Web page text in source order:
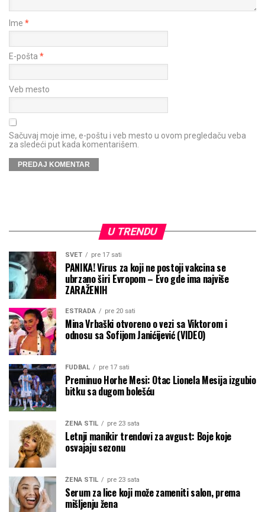
Ime *
E-pošta *
Veb mesto
Sačuvaj moje ime, e-poštu i veb mesto u ovom pregledaču veba
za sledeći put kada komentarišem.
U TRENDU
SVET pre 17 sati
PANIKA! Virus za koji ne postoji vakcina se
ubrzano širi Evropom – Evo gde ima najviše
ZARAŽENIH
ESTRADA pre 20 sati
Mina Vrbaški otvoreno o vezi sa Viktorom i
odnosu sa Sofijom Janićijević (VIDEO)
FUDBAL pre 17 sati
Preminuo Horhe Mesi: Otac Lionela Mesija izgubio
bitku sa dugom bolešću
ŽENA STIL pre 23 sata
Letnji manikir trendovi za avgust: Boje koje
osvajaju sezonu
ŽENA STIL pre 23 sata
Serum za lice koji može zameniti salon, prema
mišljenju žena